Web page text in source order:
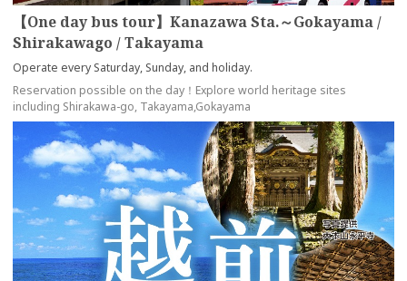
【One day bus tour】Kanazawa Sta.～Gokayama /
Shirakawago / Takayama
Operate every Saturday, Sunday, and holiday.
Reservation possible on the day！Explore world heritage sites
including Shirakawa-go, Takayama,Gokayama